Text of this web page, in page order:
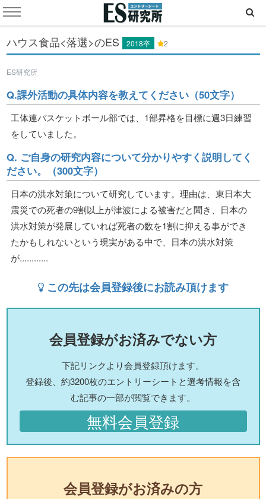
ハウス食品<落選>のES 2018卒 2
ES研究所
Q.課外活動の具体内容を教えてください（50文字）
工体連バスケットボール部では、1部昇格を目標に週3日練習
をしていました。
Q. ご自身の研究内容について分かりやすく説明してく
ださい。（300文字）
日本の洪水対策について研究しています。理由は、東日本大
震災での死者の9割以上が津波による被害だと聞き、日本の
洪水対策が発展していれば死者の数を1割に抑える事ができ
たかもしれないという現実がある中で、日本の洪水対策
が............
この先は会員登録後にお読み頂けます
会員登録がお済みでない方
下記リンクより会員登録頂けます。
登録後、約3200枚のエントリーシートと選考情報を含
む記事の一部が閲覧できます。
無料会員登録
会員登録がお済みの方